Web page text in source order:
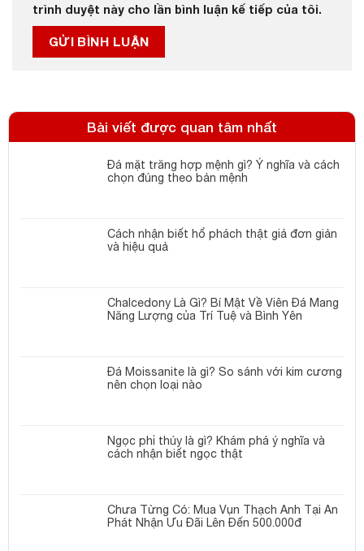
Bài viết được quan tâm nhất
Đá mặt trăng hợp mệnh gì? Ý nghĩa và cách
chọn đúng theo bản mệnh
Cách nhận biết hổ phách thật giả đơn giản
và hiệu quả
Chalcedony Là Gì? Bí Mật Về Viên Đá Mang
Năng Lượng của Trí Tuệ và Bình Yên
Đá Moissanite là gì? So sánh với kim cương
nên chọn loại nào
Ngọc phỉ thúy là gì? Khám phá ý nghĩa và
cách nhận biết ngọc thật
Chưa Từng Có: Mua Vụn Thạch Anh Tại An
Phát Nhận Ưu Đãi Lên Đến 500.000đ
trình duyệt này cho lần bình luận kế tiếp của tôi.